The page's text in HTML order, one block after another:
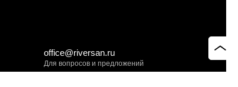
office@riversan.ru
Для вопросов и предложений